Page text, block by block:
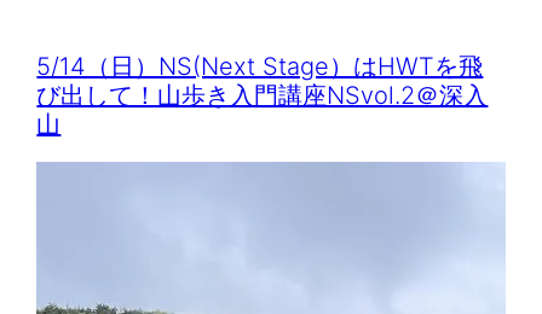
5/14（日）NS(Next Stage）はHWTを飛
び出して！山歩き入門講座NSvol.2＠深入
山